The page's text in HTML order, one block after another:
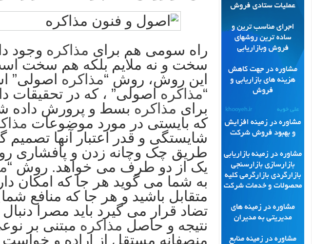
راه سومی هم برای مذاکره وجود
سخت و نه ملایم بلکه هم سخت
این روش، روش “مذاکره اصولی”
“مذاکرهاصولی” ، که در تحقیقات
برای مذاکرهبسط و پرورش داده
که بایستی در مورد موضوعات
شایستگی و قدر اعتبار آنها تصمیم
طریق چک وچانه زدن و پافشاری
یک از دو طرف می خواهد. روش “
به شما می گوید هر جا که امکان
متقابل باشید و هر جا که منافع
تضاد قرار می گیرد باید مصرا
نتیجه و حاصل مذاکره مبتنی بر
منصفانه مستقل از اراده و خواست